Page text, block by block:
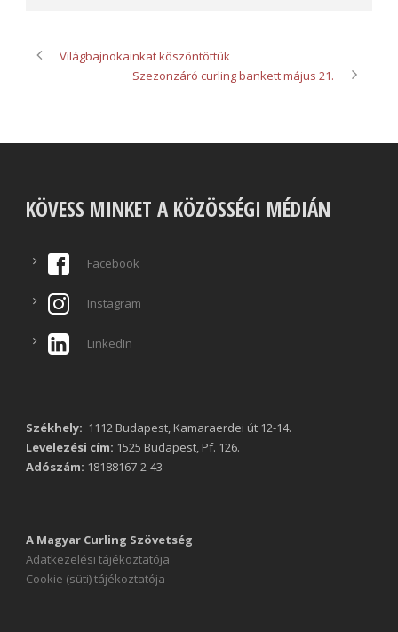
Világbajnokainkat köszöntöttük
Szezonzáró curling bankett május 21.
KÖVESS MINKET A KÖZÖSSÉGI MÉDIÁN
Facebook
Instagram
LinkedIn
Székhely: 1112 Budapest, Kamaraerdei út 12-14.
Levelezési cím: 1525 Budapest, Pf. 126.
Adószám: 18188167-2-43
A Magyar Curling Szövetség
Adatkezelési tájékoztatója
Cookie (süti) tájékoztatója